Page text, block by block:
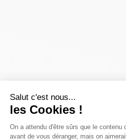
Salut c'est nous...
les Cookies !
On a attendu d'être sûrs que le contenu
avant de vous déranger, mais on